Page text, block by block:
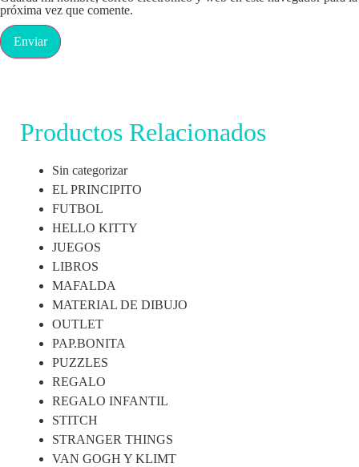
próxima vez que comente.
Productos Relacionados
Sin categorizar
EL PRINCIPITO
FUTBOL
HELLO KITTY
JUEGOS
LIBROS
MAFALDA
MATERIAL DE DIBUJO
OUTLET
PAP.BONITA
PUZZLES
REGALO
REGALO INFANTIL
STITCH
STRANGER THINGS
VAN GOGH Y KLIMT